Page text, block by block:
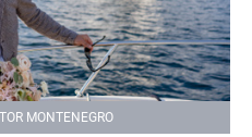
MONTENEGRO